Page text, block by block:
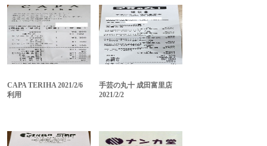
CAPA TERIHA 2021/2/6
利用
手芸の丸十 成田富里店
2021/2/2